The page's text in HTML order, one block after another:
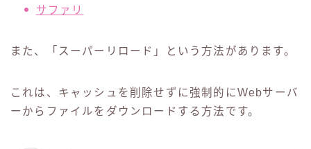
サファリ
また、「スーパーリロード」という方法があります。
これは、キャッシュを削除せずに強制的にWebサーバ
ーからファイルをダウンロードする方法です。